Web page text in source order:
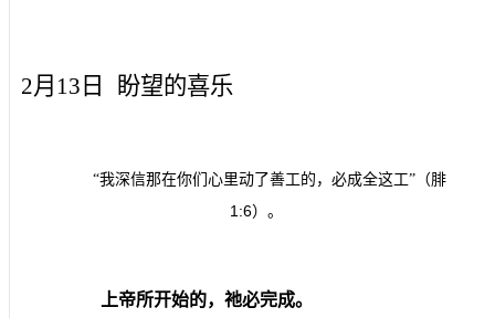
2月13日 盼望的喜乐
“我深信那在你们心里动了善工的，必成全这工”（腓
1:6）。
上帝所开始的，祂必完成。